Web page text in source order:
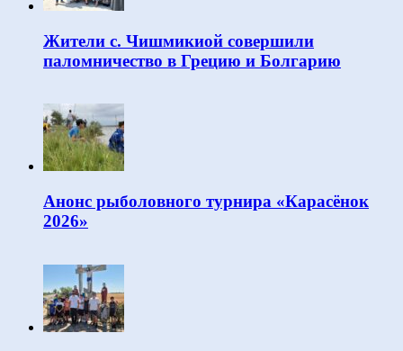
Жители с. Чишмикиой совершили
паломничество в Грецию и Болгарию
Анонс рыболовного турнира «Карасёнок
2026»